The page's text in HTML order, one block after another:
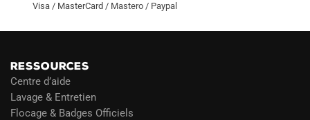
Visa / MasterCard / Mastero / Paypal
RESSOURCES
Centre d’aide
Lavage & Entretien
Flocage & Badges Officiels